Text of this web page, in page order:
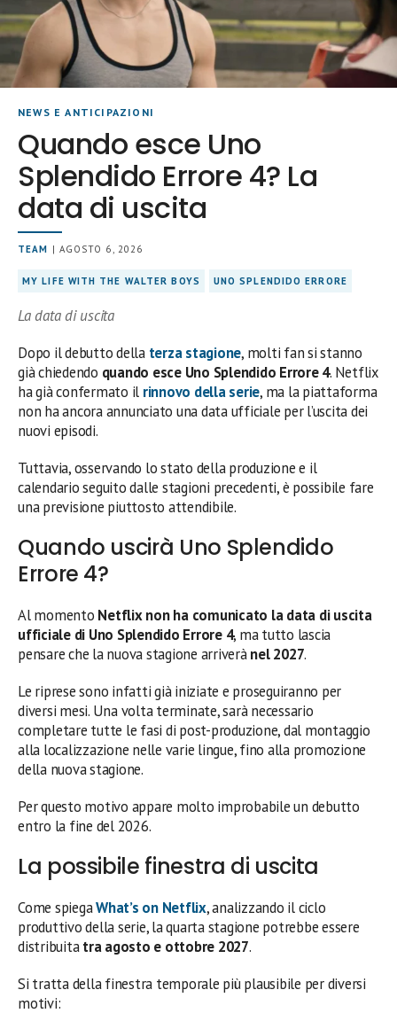
NEWS E ANTICIPAZIONI
Quando esce Uno
Splendido Errore 4? La
data di uscita
TEAM | AGOSTO 6, 2026
MY LIFE WITH THE WALTER BOYS UNO SPLENDIDO ERRORE
La data di uscita
Dopo il debutto della terza stagione, molti fan si stanno
già chiedendo quando esce Uno Splendido Errore 4. Netflix
ha già confermato il rinnovo della serie, ma la piattaforma
non ha ancora annunciato una data ufficiale per l’uscita dei
nuovi episodi.
Tuttavia, osservando lo stato della produzione e il
calendario seguito dalle stagioni precedenti, è possibile fare
una previsione piuttosto attendibile.
Quando uscirà Uno Splendido
Errore 4?
Al momento Netflix non ha comunicato la data di uscita
ufficiale di Uno Splendido Errore 4, ma tutto lascia
pensare che la nuova stagione arriverànel 2027.
Le riprese sono infatti già iniziate e proseguiranno per
diversi mesi. Una volta terminate, sarà necessario
completare tutte le fasi di post-produzione, dal montaggio
alla localizzazione nelle varie lingue, fino alla promozione
della nuova stagione.
Per questo motivo appare molto improbabile un debutto
entro la fine del 2026.
La possibile finestra di uscita
Come spiegaWhat’s on Netflix, analizzando il ciclo
produttivo della serie, la quarta stagione potrebbe essere
distribuitatra agosto e ottobre 2027.
Si tratta della finestra temporale più plausibile per diversi
motivi: